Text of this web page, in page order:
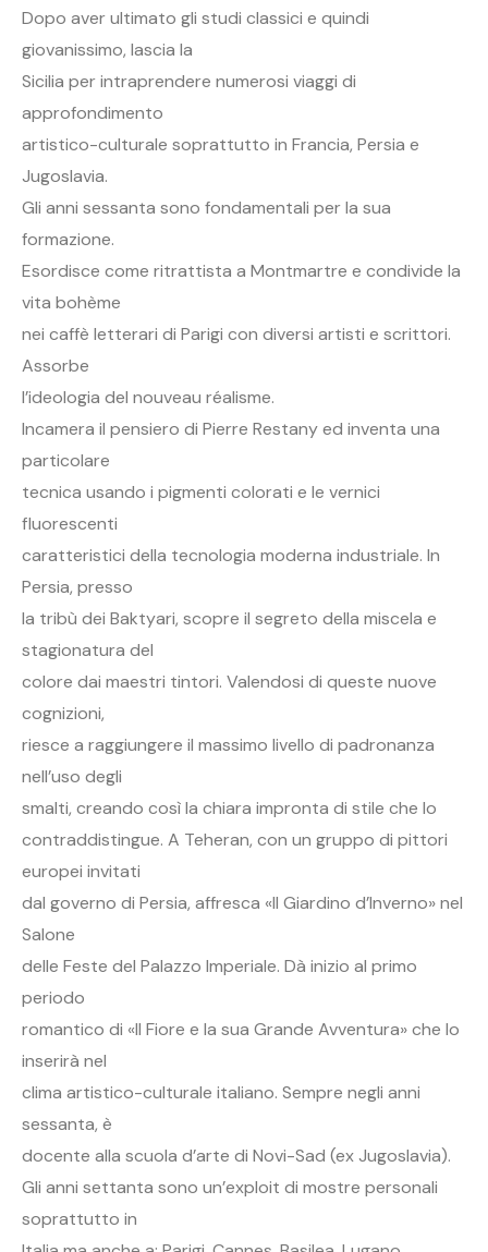
Dopo aver ultimato gli studi classici e quindi
giovanissimo, lascia la
Sicilia per intraprendere numerosi viaggi di
approfondimento
artistico-culturale soprattutto in Francia, Persia e
Jugoslavia.
Gli anni sessanta sono fondamentali per la sua
formazione.
Esordisce come ritrattista a Montmartre e condivide la
vita bohème
nei caffè letterari di Parigi con diversi artisti e scrittori.
Assorbe
l’ideologia del nouveau réalisme.
Incamera il pensiero di Pierre Restany ed inventa una
particolare
tecnica usando i pigmenti colorati e le vernici
fluorescenti
caratteristici della tecnologia moderna industriale. In
Persia, presso
la tribù dei Baktyari, scopre il segreto della miscela e
stagionatura del
colore dai maestri tintori. Valendosi di queste nuove
cognizioni,
riesce a raggiungere il massimo livello di padronanza
nell’uso degli
smalti, creando così la chiara impronta di stile che lo
contraddistingue. A Teheran, con un gruppo di pittori
europei invitati
dal governo di Persia, affresca «Il Giardino d’Inverno» nel
Salone
delle Feste del Palazzo Imperiale. Dà inizio al primo
periodo
romantico di «Il Fiore e la sua Grande Avventura» che lo
inserirà nel
clima artistico-culturale italiano. Sempre negli anni
sessanta, è
docente alla scuola d’arte di Novi-Sad (ex Jugoslavia).
Gli anni settanta sono un’exploit di mostre personali
soprattutto in